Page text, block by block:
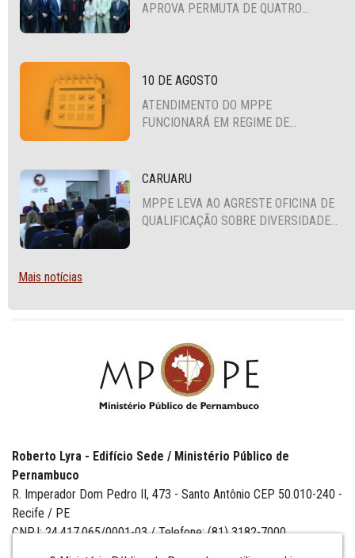
APROVA PERMUTA DE QUATRO
10 DE AGOSTO
ATENDIMENTO DO MPPE
FUNCIONARÁ EM REGIME DE
CARUARU
MPPE LEVA AO AGRESTE OFICINA DE
QUALIFICAÇÃO SOBRE DIVERSIDADE
Mais notícias
Roberto Lyra - Edifício Sede / Ministério Público de
Pernambuco
R. Imperador Dom Pedro II, 473 - Santo Antônio CEP 50.010-240 -
Recife / PE
CNPJ: 24.417.065/0001-03 / Telefone: (81) 3182-7000